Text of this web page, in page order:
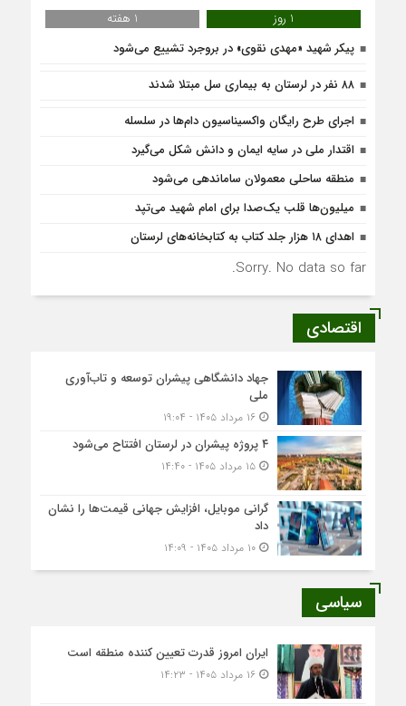
1 روز
1 هفته
پیکر شهید «مهدی نقوی» در بروجرد تشییع می‌شود
۸۸ نفر در لرستان به بیماری سل مبتلا شدند
اجرای طرح رایگان واکسیناسیون دام‌ها در سلسله
اقتدار ملی در سایه ایمان و دانش شکل می‌گیرد
منطقه ساحلی معمولان ساماندهی می‌شود
میلیون‌ها قلب یک‌صدا برای امام شهید می‌تپد
اهدای ۱۸ هزار جلد کتاب به کتابخانه‌های لرستان
Sorry. No data so far.
اقتصادی
جهاد دانشگاهی پیشران توسعه و تاب‌آوری
ملی
۱۶ مرداد ۱۴۰۵ - ۱۹:۰۴
۴ پروژه پیشران در لرستان افتتاح می‌شود
۱۵ مرداد ۱۴۰۵ - ۱۴:۴۰
گرانی موبایل، افزایش جهانی قیمت‌ها را نشان
داد
۱۰ مرداد ۱۴۰۵ - ۱۴:۰۹
سیاسی
ایران امروز قدرت تعیین کننده منطقه است
۱۶ مرداد ۱۴۰۵ - ۱۴:۲۳